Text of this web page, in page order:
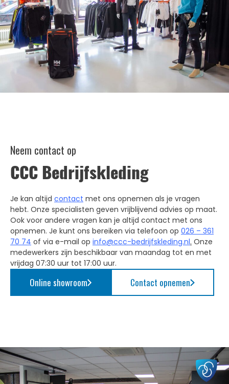
Neem contact op
CCC Bedrijfskleding
Je kan altijd contact met ons opnemen als je vragen
hebt. Onze specialisten geven vrijblijvend advies op maat.
Ook voor andere vragen kan je altijd contact met ons
opnemen. Je kunt ons bereiken via telefoon op 026 – 361
70 74 of via e-mail op info@ccc-bedrijfskleding.nl. Onze
medewerkers zijn beschikbaar van maandag tot en met
vrijdag 07:30 uur tot 17:00 uur.
Online showroom Contact opnemen